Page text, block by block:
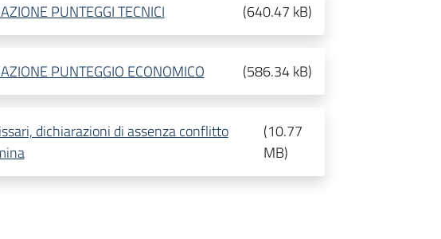
PUNTEGGI TECNICI (640.47 kB)
PUNTEGGIO ECONOMICO (586.34 kB)
dichiarazioni di assenza conflitto
(10.77
MB)